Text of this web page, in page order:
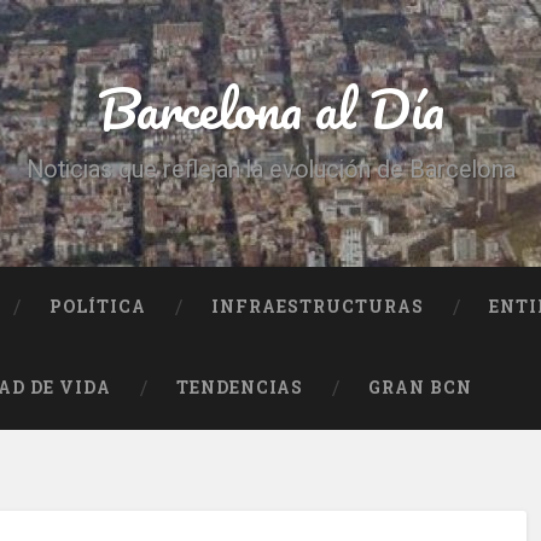
Barcelona al Día
Noticias que reflejan la evolución de Barcelona
POLÍTICA INFRAESTRUCTURAS
DE VIDA TENDENCIAS GRAN BCN